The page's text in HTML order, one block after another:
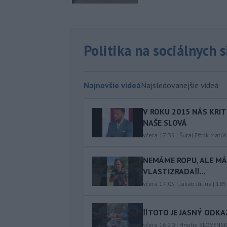
Politika na sociálnych
Najnovšie videáNajsledovanejšie videá
V ROKU 2015 NÁS
NAŠE SLOVÁ
včera 17:35 | Šutaj Eštok Matúš
NEMÁME ROPU, ALE
VLASTIZRADA‼️...
včera 17:05 |Jakab Július |
‼️TOTO JE JASNÝ
včera 16:20 | Hnutie